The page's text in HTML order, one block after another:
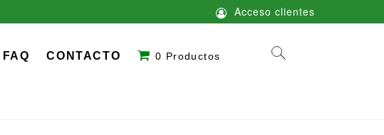
Acceso clientes
FAQ CONTACTO 0 Productos